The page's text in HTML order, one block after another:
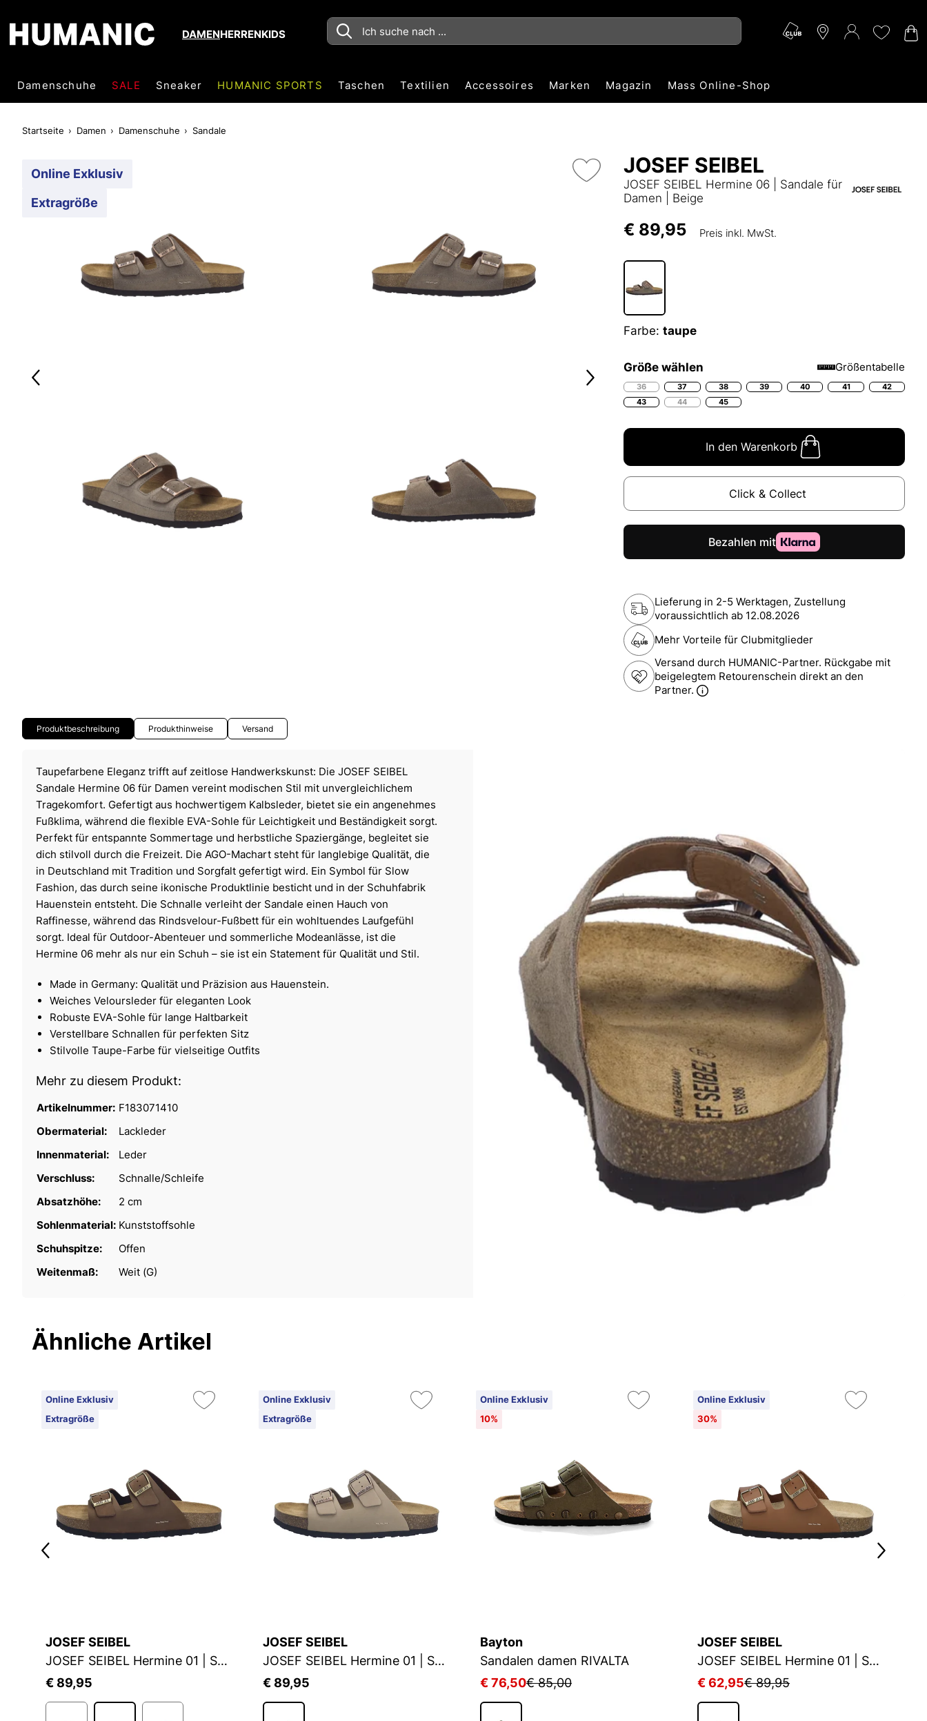
DAMENHERRENKIDS
Damenschuhe SALE Sneaker HUMANIC SPORTS Taschen Textilien Accessoires Marken Magazin Mass Online-Shop
Startseite Damen Damenschuhe Sandale
Online Exklusiv
Extragröße
JOSEF SEIBEL
JOSEF SEIBEL Hermine 06 | Sandale für
Damen | Beige
€ 89,95 Preis inkl. MwSt.
Farbe: taupe
Größe wählen Größentabelle
36 37 38 39 40 41
42
43
44 45
In den Warenkorb
Click & Collect
Lieferung in 2-5 Werktagen, Zustellung
voraussichtlich ab 12.08.2026
Mehr Vorteile für Clubmitglieder
Versand durch HUMANIC-Partner. Rückgabe mit
beigelegtem Retourenschein direkt an den
Partner.
Produktbeschreibung Produkthinweise Versand
Taupefarbene Eleganz trifft auf zeitlose Handwerkskunst: Die JOSEF SEIBEL
Sandale Hermine 06 für Damen vereint modischen Stil mit unvergleichlichem
Tragekomfort. Gefertigt aus hochwertigem Kalbsleder, bietet sie ein angenehmes
Fußklima, während die flexible EVA-Sohle für Leichtigkeit und Beständigkeit sorgt.
Perfekt für entspannte Sommertage und herbstliche Spaziergänge, begleitet sie
dich stilvoll durch die Freizeit. Die AGO-Machart steht für langlebige Qualität, die
in Deutschland mit Tradition und Sorgfalt gefertigt wird. Ein Symbol für Slow
Fashion, das durch seine ikonische Produktlinie besticht und in der Schuhfabrik
Hauenstein entsteht. Die Schnalle verleiht der Sandale einen Hauch von
Raffinesse, während das Rindsvelour-Fußbett für ein wohltuendes Laufgefühl
sorgt. Ideal für Outdoor-Abenteuer und sommerliche Modeanlässe, ist die
Hermine 06 mehr als nur ein Schuh – sie ist ein Statement für Qualität und Stil.
Made in Germany: Qualität und Präzision aus Hauenstein.
Weiches Veloursleder für eleganten Look
Robuste EVA-Sohle für lange Haltbarkeit
Verstellbare Schnallen für perfekten Sitz
Stilvolle Taupe-Farbe für vielseitige Outfits
Mehr zu diesem Produkt:
Artikelnummer: F183071410
Obermaterial:
Lackleder
Innenmaterial:
Leder
Verschluss:
Schnalle/Schleife
Absatzhöhe:
2 cm
Sohlenmaterial: Kunststoffsohle
Schuhspitze:
Offen
Weitenmaß:
Weit (G)
Ähnliche Artikel
Online Exklusiv
Extragröße
JOSEF SEIBEL
JOSEF SEIBEL Hermine 01 | Sandale für Damen | Braun
€ 89,95
Online Exklusiv
Extragröße
JOSEF SEIBEL
JOSEF SEIBEL Hermine 01 | Sandale für Damen | Beige
€ 89,95
Online Exklusiv
10%
Bayton
Sandalen damen RIVALTA
€ 76,50€ 85,00
Online Exklusiv
30%
JOSEF SEIBEL
JOSEF SEIBEL Hermine 01 | Sandale für Damen | Braun
€ 62,95€ 89,95